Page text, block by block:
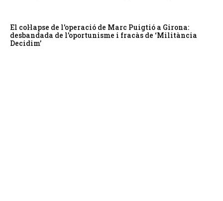
El col·lapse de l’operació de Marc Puigtió a Girona:
desbandada de l’oportunisme i fracàs de ‘Militància
Decidim’